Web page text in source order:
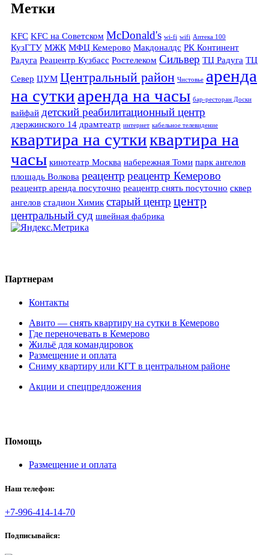
Метки
KFC KFC на Советском McDonald's wi-fi wifi Аптека 100
КузГТУ МЖК МФЦ Кемерово Макдоналдс РК Континент
Радуга Реацентр Кузбасс Ростелеком Сильвер ТЦ Радуга ТЦ
Север ЦУМ Центральный район Чистовье аренда
на суткиаренда на часы бар-ресторан Доски
вайфай детский реабилитационный центр
дзержинского 14 драмтеатр интернет кабельное телевидение
квартира на суткиквартира на
часы кинотеатр Москва набережная Томи парк ангелов
площадь Волкова реацентр реацентр Кемерово
реацентр аренда посуточно реацентр снять посуточно сквер
ангелов стадион Химик старый центр центр
центральный суд швейная фабрика
Партнерам
Контакты
Авито — снять квартиру на сутки в Кемерово
Где переночевать в Кемерово
Жильё для командировок
Размещение и оплата
Сниму квартиру или КГТ в центральном районе
Акции и спецпредложения
Помощь
Размещение и оплата
Наш телефон:
+7-996-414-14-70
Подписывайся: